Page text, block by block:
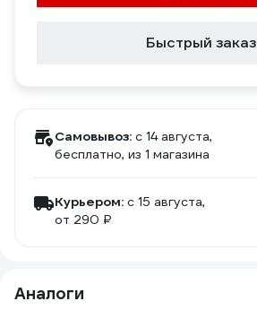
Быстрый заказ
Самовывоз: c 14 августа,
бесплатно, из 1 магазина
Курьером: c 15 августа,
от 290 ₽
Аналоги